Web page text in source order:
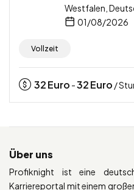
Westfalen,
01/08/2026
Vollzeit
32Euro -32Euro /
Über uns
Profiknight ist eine
Karriereportal mit einem